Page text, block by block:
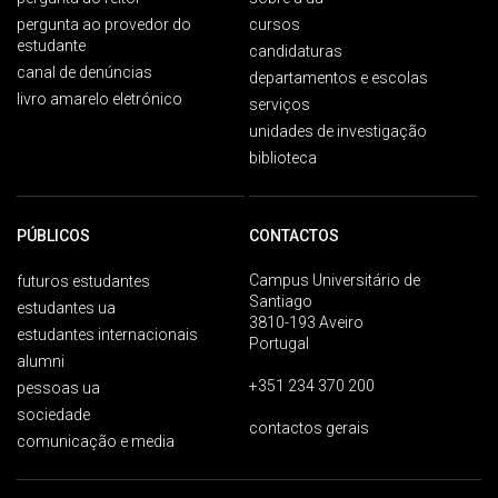
pergunta ao provedor do
estudante
canal de denúncias
livro amarelo eletrónico
cursos
candidaturas
departamentos e escolas
serviços
unidades de investigação
biblioteca
PÚBLICOS
futuros estudantes
estudantes ua
estudantes internacionais
alumni
pessoas ua
sociedade
comunicação e media
CONTACTOS
Campus Universitário de
Santiago
3810-193 Aveiro
Portugal
+351 234 370 200
contactos gerais